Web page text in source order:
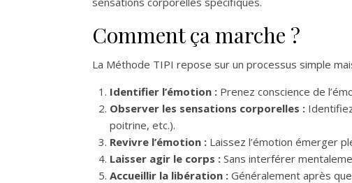
Comment ça marche ?
La Méthode TIPI repose sur un processus simple
Identifier l’émotion : Prenez conscience de
Observer les sensations corporelles :
poitrine, etc.).
Revivre l’émotion : Laissez l’émotion émerger
Laisser agir le corps : Sans interférer
Accueillir la libération : Généralement après